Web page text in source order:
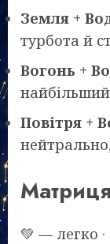
Земля +
турбота й
Вогонь +
найбільший
Повітря +
Матриця
💚 — легко